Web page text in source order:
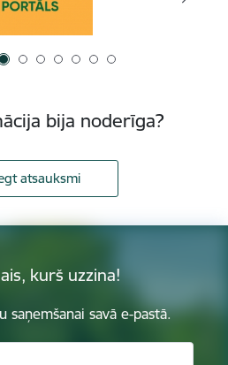
bija noderīga?
atsauksmi
kurš uzzina!
saņemšanai savā e-pastā.